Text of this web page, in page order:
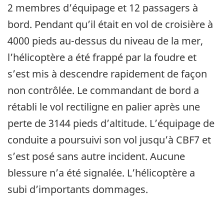
2 membres d’équipage et 12 passagers à
bord. Pendant qu’il était en vol de croisière à
4000 pieds au-dessus du niveau de la mer,
l’hélicoptère a été frappé par la foudre et
s’est mis à descendre rapidement de façon
non contrôlée. Le commandant de bord a
rétabli le vol rectiligne en palier après une
perte de 3144 pieds d’altitude. L’équipage de
conduite a poursuivi son vol jusqu’à CBF7 et
s’est posé sans autre incident. Aucune
blessure n’a été signalée. L’hélicoptère a
subi d’importants dommages.